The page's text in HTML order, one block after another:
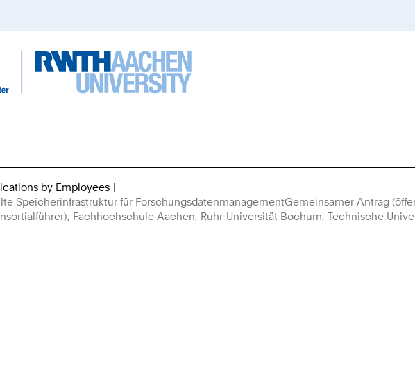
Are
Here:
by Employees
Speicherinfrastruktur für ForschungsdatenmanagementGemeinsamer Antrag
Fachhochschule Aachen, Ruhr-Universität Bochum, Technische